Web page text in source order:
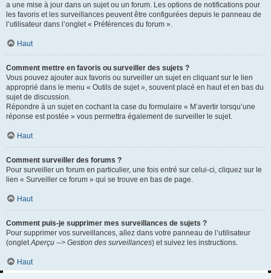
a une mise à jour dans un sujet ou un forum. Les options de notifications pour
les favoris et les surveillances peuvent être configurées depuis le panneau de
l’utilisateur dans l’onglet « Préférences du forum ».
Haut
Comment mettre en favoris ou surveiller des sujets ?
Vous pouvez ajouter aux favoris ou surveiller un sujet en cliquant sur le lien
approprié dans le menu « Outils de sujet », souvent placé en haut et en bas du
sujet de discussion.
Répondre à un sujet en cochant la case du formulaire « M’avertir lorsqu’une
réponse est postée » vous permettra également de surveiller le sujet.
Haut
Comment surveiller des forums ?
Pour surveiller un forum en particulier, une fois entré sur celui-ci, cliquez sur le
lien « Surveiller ce forum » qui se trouve en bas de page.
Haut
Comment puis-je supprimer mes surveillances de sujets ?
Pour supprimer vos surveillances, allez dans votre panneau de l’utilisateur
(ongletAperçu --> Gestion des surveillances) et suivez les instructions.
Haut